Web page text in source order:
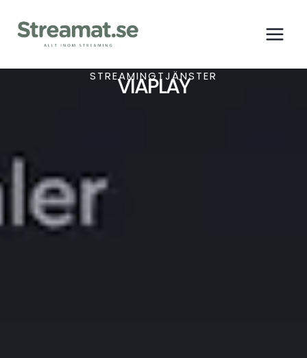
STREAMINGTJÄNSTER
VIAPLAY